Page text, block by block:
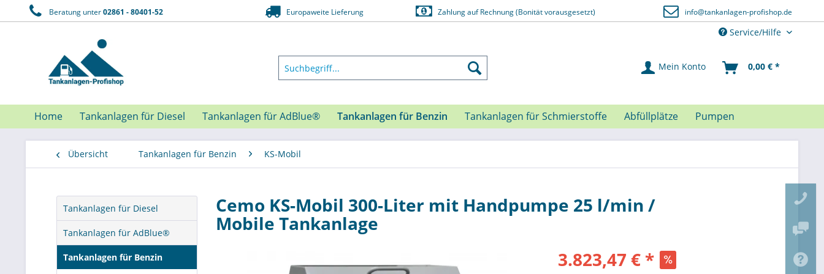
Beratung unter02861 - 80401-52 Europaweite Lieferung Zahlung auf Rechnung (Bonität vorausgesetzt) info@tankanlagen-profishop.de
Service/Hilfe
Mein Konto 0,00 € *
Home Tankanlagen für Diesel Tankanlagen für AdBlue® Tankanlagen für Benzin Tankanlagen für Schmierstoffe Abfüllplätze Pumpen
Übersicht Tankanlagen für Benzin KS-Mobil
Tankanlagen für Diesel
Tankanlagen für AdBlue®
Tankanlagen für Benzin
Cemo KS-Mobil 300-Liter mit Handpumpe 25 l/min /
Mobile Tankanlage
3.823,47 € *